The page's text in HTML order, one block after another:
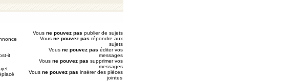
it
Vous ne pouvez pas publier de sujets
Vous ne pouvez pas répondre aux
sujets
Vous ne pouvez pas éditer vos
messages
Vous ne pouvez pas supprimer vos
messages
Vous ne pouvez pas insérer des pièces
jointes